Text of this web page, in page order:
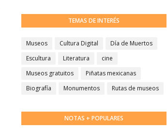
TEMAS DE INTERÉS
Museos Cultura Digital
Día de Muertos
Escultura
Literatura
cine
Museos gratuitos
Piñatas mexicanas
Biografía
Monumentos Rutas de museos
NOTAS + POPULARES